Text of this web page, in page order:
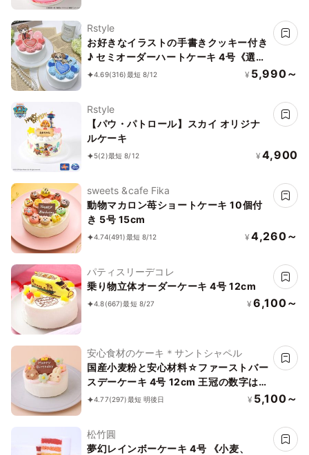
Rstyle
お好きなイラストの手書きクッキー付き
♪ セミオーダーハートケーキ 4号《選べ
る9色｜センイルケーキ｜アイシングク
4.69(316)最短 8/12 ¥ 5,990～
Rstyle
【パウ・パトロール】スカイ オリジナ
ルケーキ
5(2)最短 8/12 ¥ 4,900
sweets &cafe Fika
動物マカロン苺ショートケーキ 10個付
き 5号 15cm
4.74(491)最短 8/12 ¥ 4,260～
パティスリーデコレ
乗り物立体オーダーケーキ 4号 12cm
4.8(667)最短 8/27 ¥ 6,100～
安心食材のケーキ＊サントシャペル
国産小麦粉と安心材料☆ファーストバー
スデーケーキ 4号 12cm 王冠の数字は選
べます♪
4.77(297)最短 明後日 ¥ 5,100～
松竹圓
夢幻レインボーケーキ 4号 《小麦、